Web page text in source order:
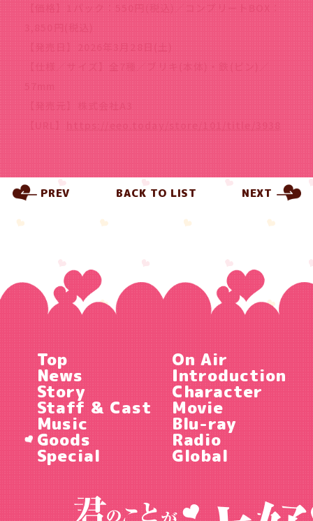
【価格】1パック：550円(税込)／コンプリートBOX：
3,850円(税込)
【発売日】2026年3月28日(土)
【仕様／サイズ】全7種／ブリキ(本体)・鉄(ピン)／
57mm
【発売元】株式会社A3
【URL】
https://eeo.today/store/101/title/3938
PREV BACK TO LIST NEXT
Top On Air
News Introduction
Story Character
Staff & Cast Movie
Music Blu-ray
Goods Radio
Special Global